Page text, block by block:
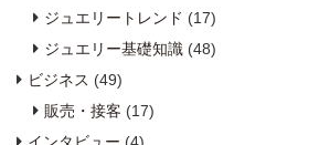
ジュエリートレンド (17)
ジュエリー基礎知識 (48)
ビジネス (49)
販売・接客 (17)